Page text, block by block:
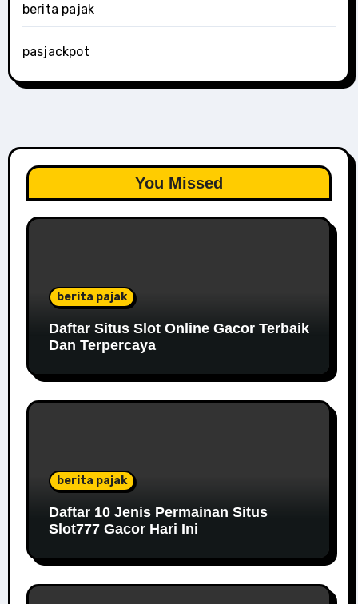
berita pajak
pasjackpot
You Missed
berita pajak
Daftar Situs Slot Online Gacor Terbaik
Dan Terpercaya
berita pajak
Daftar 10 Jenis Permainan Situs
Slot777 Gacor Hari Ini